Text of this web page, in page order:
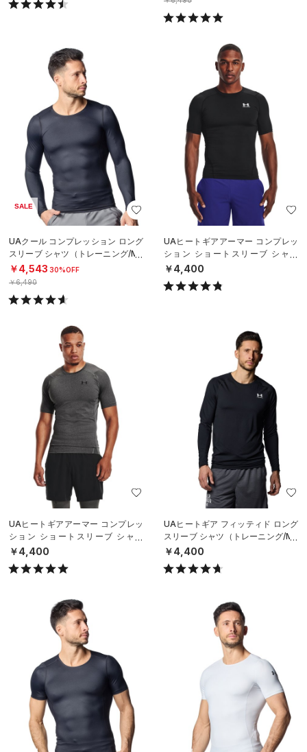
SALE
UAクール コンプレッション ロング
スリーブ シャツ（トレーニング/ME
N）
￥4,543 30%OFF
￥6,490
UAヒートギアアーマー コンプレッ
ション ショートスリーブ シャツ
（トレーニング/MEN）
￥4,400
UAヒートギアアーマー コンプレッ
ション ショートスリーブ シャツ
（トレーニング/MEN）
￥4,400
UAヒートギア フィッティド ロング
スリーブ シャツ（トレーニング/ME
N）
￥4,400